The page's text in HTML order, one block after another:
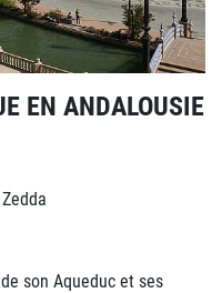
EN ANDALOUSIE
son Aqueduc et ses